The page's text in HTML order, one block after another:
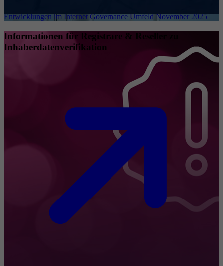
Entwicklungen im Internet Governance Umfeld November 2025
Informationen für Registrare & Reseller zu
Inhaberdatenverifikation